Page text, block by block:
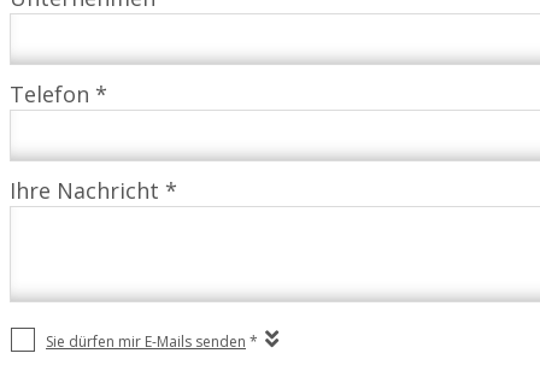
Telefon *
Ihre Nachricht *
Sie dürfen mir E-Mails senden *